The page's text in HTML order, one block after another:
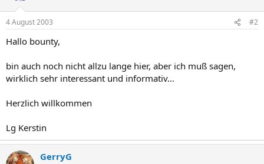
4 August 2003 #2
Hallo bounty,
bin auch noch nicht allzu lange hier, aber ich muß sagen,
wirklich sehr interessant und informativ...
Herzlich willkommen
Lg Kerstin
GerryG